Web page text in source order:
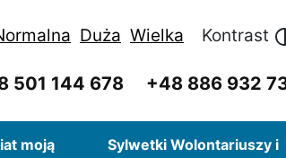
Duża Wielka Kontrast
501 144 678 +48 886 932
moją
Sylwetki Wolontariuszy i